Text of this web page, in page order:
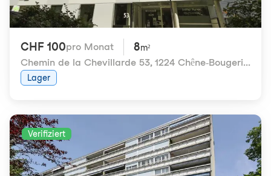
CHF 100pro Monat 8m²
Chemin de la Chevillarde 53, 1224 Chêne-Bougeries
Lager
Verifiziert